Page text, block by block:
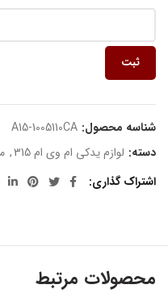
ثبت
شناسه محصول: A15-1005110CA
دسته: لوازم یدکی ام وی ام 315 ,
اشتراک گذاری
محصولات مرتبط